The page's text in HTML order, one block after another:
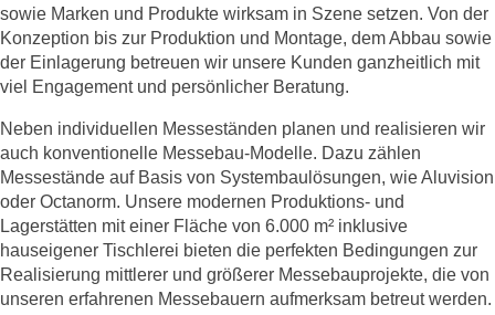
sowie Marken und Produkte wirksam in Szene setzen. Von der
Konzeption bis zur Produktion und Montage, dem Abbau sowie
der Einlagerung betreuen wir unsere Kunden ganzheitlich mit
viel Engagement und persönlicher Beratung.
Neben individuellen Messeständen planen und realisieren wir
auch konventionelle Messebau-Modelle. Dazu zählen
Messestände auf Basis von Systembaulösungen, wie Aluvision
oder Octanorm. Unsere modernen Produktions- und
Lagerstätten mit einer Fläche von 6.000 m² inklusive
hauseigener Tischlerei bieten die perfekten Bedingungen zur
Realisierung mittlerer und größerer Messebauprojekte, die von
unseren erfahrenen Messebauern aufmerksam betreut werden.